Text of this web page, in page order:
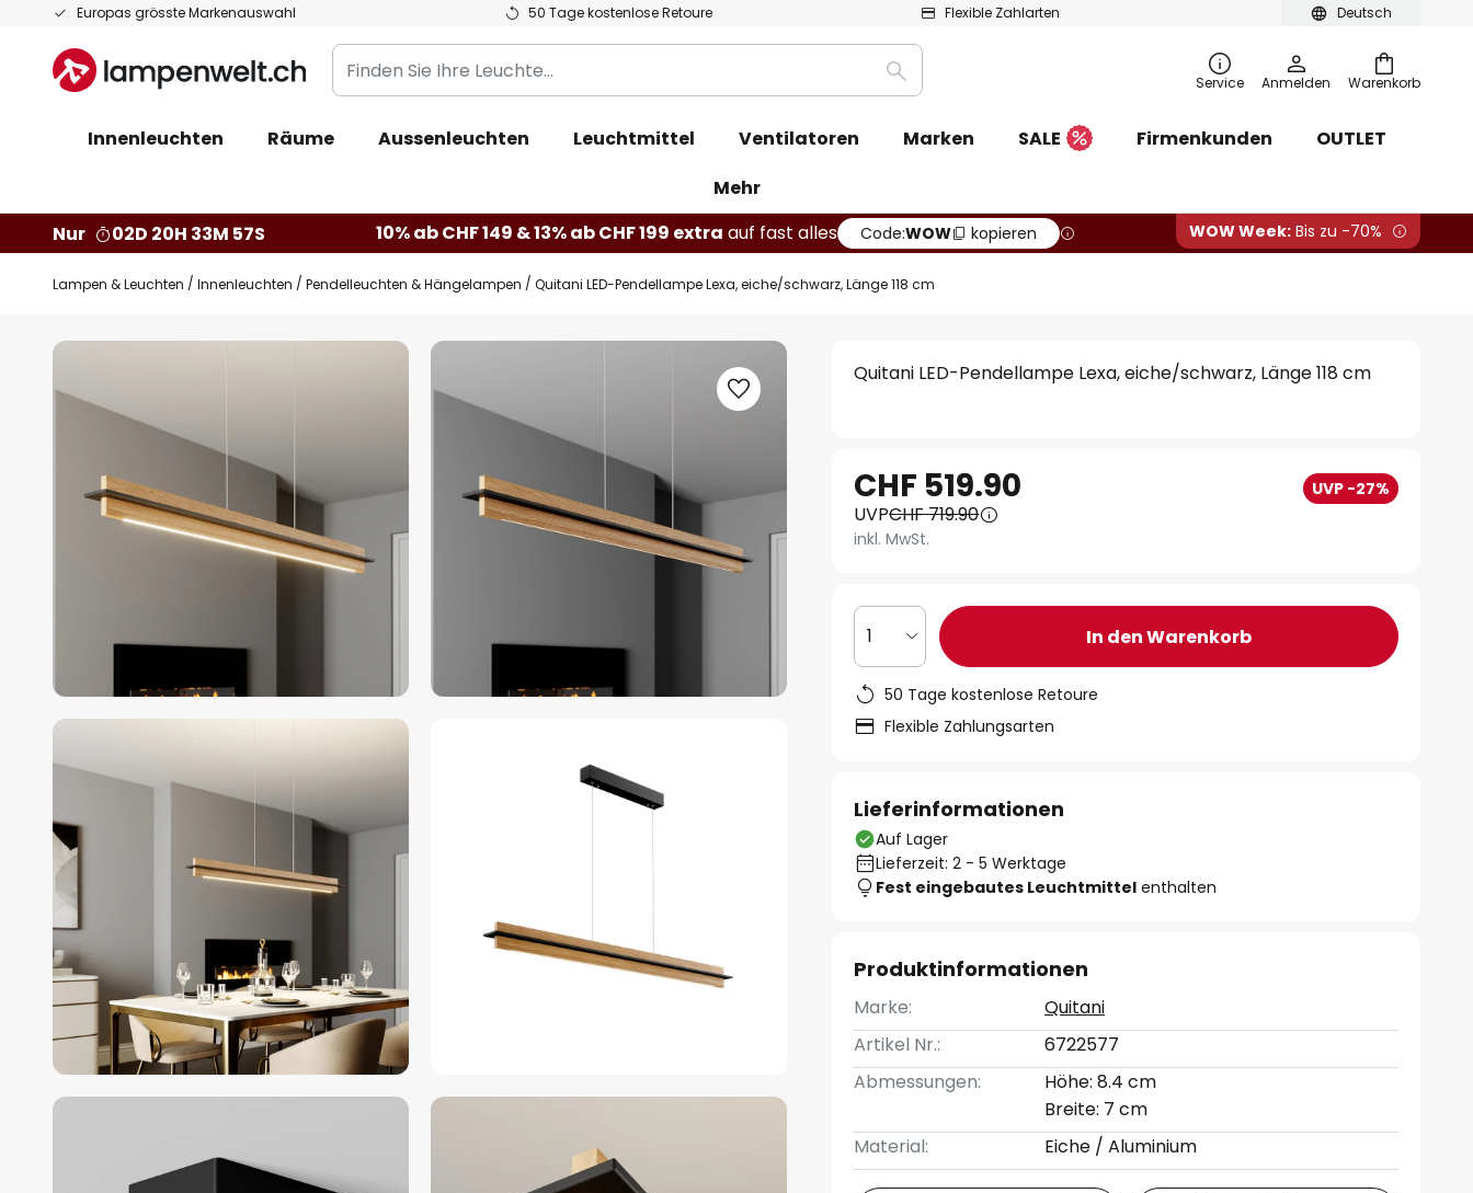
Deutsch
Europas grösste Markenauswahl 50 Tage kostenlose Retoure Flexible Zahlarten
Zum
springen
Warenkorb
Finden
Sie
Leuchte...
Suche Service Anmelden
Innenleuchten Räume Aussenleuchten Leuchtmittel Ventilatoren Marken SALE Firmenkunden
OUTLET
Mehr
Nur
02D 20H 33M 56S 10% ab CHF 149 & 13% ab CHF 199 extra auf fast alles Code:WOW kopieren WOW Week: Bis zu -70%
Lampen & Leuchten Innenleuchten Pendelleuchten & Hängelampen Quitani LED-Pendellampe Lexa, eiche/schwarz, Länge 118 cm
Zum
Quitani LED-Pendellampe Lexa, eiche/schwarz, Länge 118 cm
CHF 519.90 UVP -27%
UVPCHF 719.90
inkl. MwSt.
1 In den Warenkorb
50 Tage kostenlose Retoure
Flexible Zahlungsarten
Lieferinformationen
Auf Lager
Lieferzeit: 2 - 5 Werktage
Fest eingebautes Leuchtmittel enthalten
Produktinformationen
Marke:
Quitani
Artikel Nr.:
6722577
Abmessungen:
Höhe: 8.4 cm
Breite: 7 cm
Material:
Eiche / Aluminium